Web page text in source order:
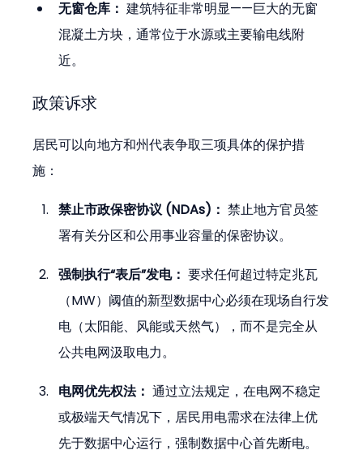
无窗仓库： 建筑特征非常明显——巨大的无窗
混凝土方块，通常位于水源或主要输电线附
近。
政策诉求
居民可以向地方和州代表争取三项具体的保护措
施：
禁止市政保密协议 (NDAs)： 禁止地方官员签
署有关分区和公用事业容量的保密协议。
强制执行“表后”发电： 要求任何超过特定兆瓦
（MW）阈值的新型数据中心必须在现场自行发
电（太阳能、风能或天然气），而不是完全从
公共电网汲取电力。
电网优先权法： 通过立法规定，在电网不稳定
或极端天气情况下，居民用电需求在法律上优
先于数据中心运行，强制数据中心首先断电。